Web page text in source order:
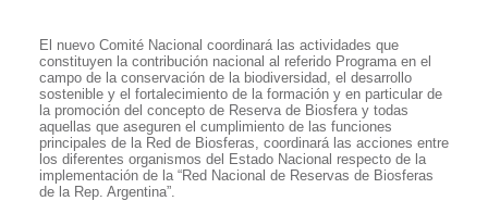
El nuevo Comité Nacional coordinará las actividades que
constituyen la contribución nacional al referido Programa en el
campo de la conservación de la biodiversidad, el desarrollo
sostenible y el fortalecimiento de la formación y en particular de
la promoción del concepto de Reserva de Biosfera y todas
aquellas que aseguren el cumplimiento de las funciones
principales de la Red de Biosferas, coordinará las acciones entre
los diferentes organismos del Estado Nacional respecto de la
implementación de la “Red Nacional de Reservas de Biosferas
de la Rep. Argentina”.